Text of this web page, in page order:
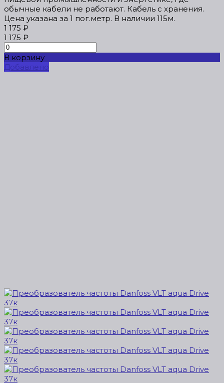
обычные кабели не работают. Кабель с хранения.
Цена указана за 1 пог.метр. В наличии 115м.
1 175 ₽
1 175 ₽
В корзину
Добавлено